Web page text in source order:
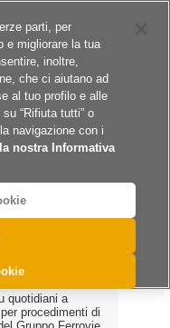
quotidiani a
procedimenti di
parti, per
e migliorare la tua
inoltre,
che ci aiutano ad
al tuo profilo e alle
“Rifiuta tutti” o
navigazione con i
nostra Informativa